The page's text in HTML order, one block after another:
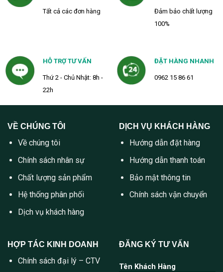
Tất cả các đơn hàng
Đảm bảo chất lượng
100%
HỖ TRỢ TƯ VẤN
Thứ 2 - Chủ Nhật: 8h -
22h
ĐẶT HÀNG NHANH
0962 15 86 61
VỀ CHÚNG TÔI
Về chúng tôi
Chính sách nhân sự
Chất lượng sản phẩm
Hệ thống phân phối
Dịch vụ khách hàng
DỊCH VỤ KHÁCH HÀNG
Hướng dẫn đặt hàng
Hướng dẫn thanh toán
Bảo mật thông tin
Chính sách vận chuyển
HỢP TÁC KINH DOANH
Chính sách đại lý – CTV
ĐĂNG KÝ TƯ VẤN
Tên Khách Hàng